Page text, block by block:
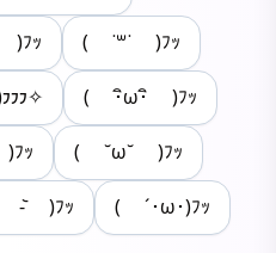
)ﾌｯ ( ˙꒳˙ )ﾌｯ
( ･ิω･ิ )ﾌｯ
ｯ ( ˘ω˘ )ﾌｯ
)ﾌｯ ( ´･ω･)ﾌｯ